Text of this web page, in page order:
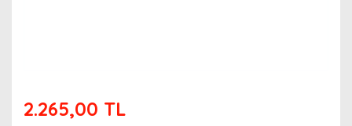
2.265,00 TL